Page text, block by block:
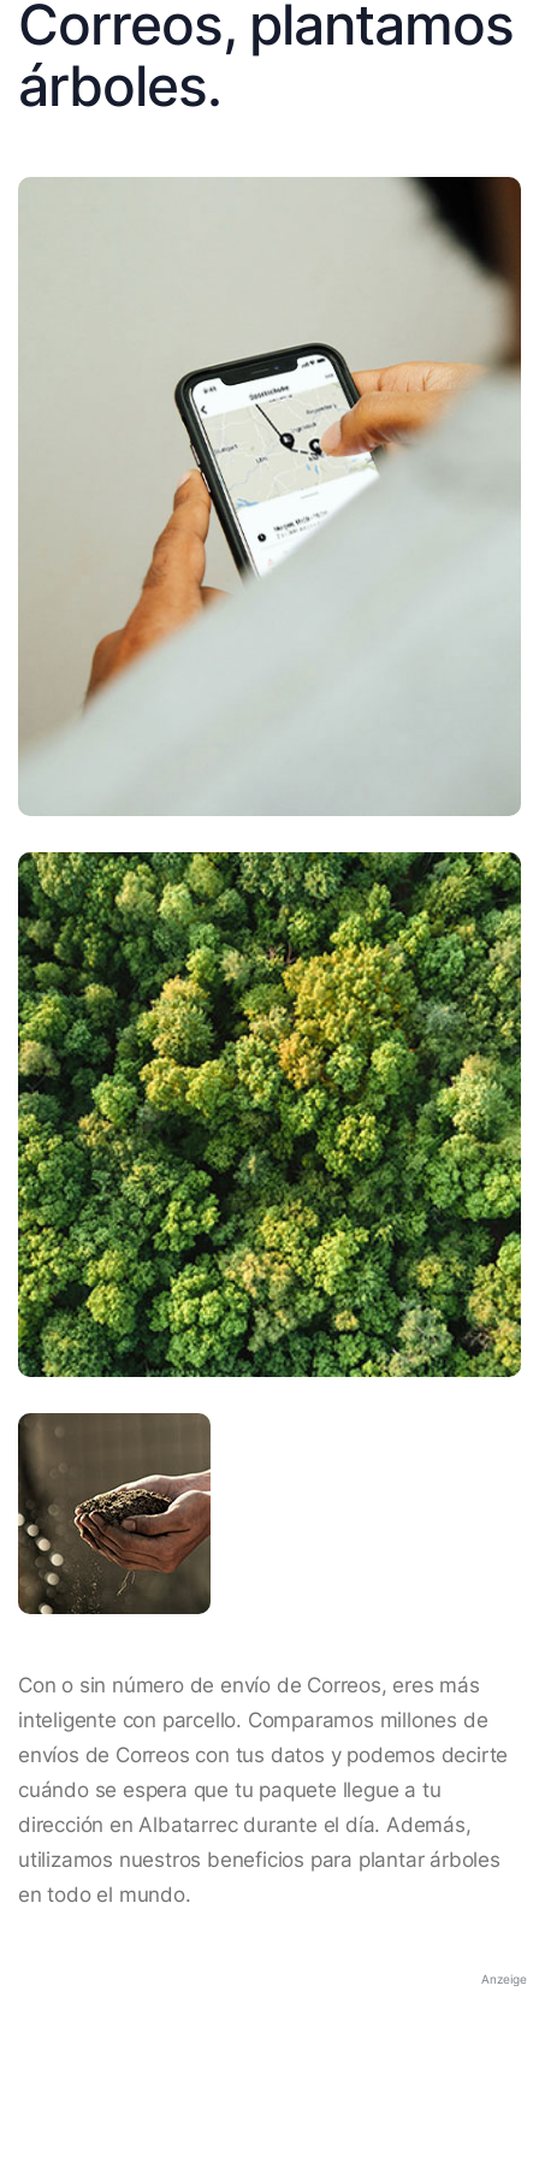
Correos, plantamos
árboles.
Con o sin número de envío de Correos, eres más
inteligente con parcello. Comparamos millones de
envíos de Correos con tus datos y podemos decirte
cuándo se espera que tu paquete llegue a tu
dirección en Albatarrec durante el día. Además,
utilizamos nuestros beneficios para plantar árboles
en todo el mundo.
Anzeige